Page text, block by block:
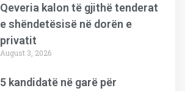
Qeveria kalon të gjithë tenderat
e shëndetësisë në dorën e
privatit
August 3, 2026
5 kandidatë në garë për